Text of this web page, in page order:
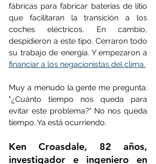
fábricas para fabricar baterías de litio
que facilitaran la transición a los
coches eléctricos. En cambio,
despidieron a este tipo. Cerraron todo
financiar a los negacionistas del clima.
Muy a menudo la gente me pregunta:
"¿Cuánto tiempo nos queda para
evitar este problema?" No nos queda
tiempo. Ya está ocurriendo.
Ken Croasdale, 82 años,
investigador e ingeniero en